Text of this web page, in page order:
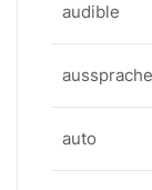
audible
aussprache
auto